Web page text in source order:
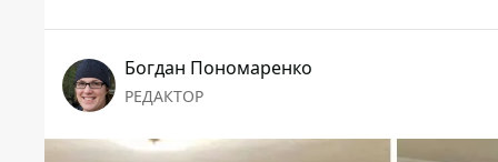
Богдан Пономаренко
РЕДАКТОР